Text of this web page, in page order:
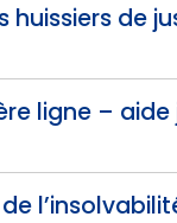
de
ligne –